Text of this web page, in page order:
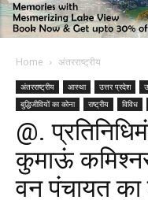
Home अंतरराष्ट्रीय
अंतरराष्ट्रीय आस्था उत्तर प्रदेश
बुद्धिजीवियों का कोना
राष्ट्रीय विविध
@.
कुमाऊं
वन पंचायत